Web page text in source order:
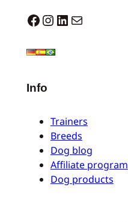
Dogo facebook InstagramLinkedIn E-mail
Info
Trainers
Breeds
Dog blog
Affiliate program
Dog products